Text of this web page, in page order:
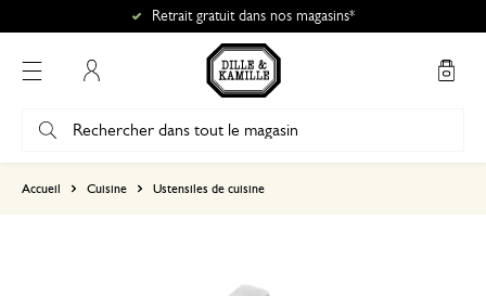
Retrait gratuit dans nos magasins*
Accueil Cuisine Ustensiles de cuisine